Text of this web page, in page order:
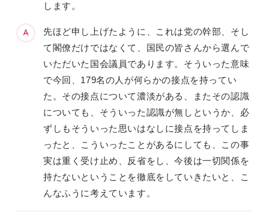
します。
先ほど申し上げたように、これは党の幹部、そし
て閣僚だけではなくて、国民の皆さんから選んで
いただいた国会議員であります。そういった意味
で今回、179名の人が何らかの接点を持ってい
た。その接点について濃淡がある、またその認識
についても、そういった認識が無しというか、必
ずしもそういった思いはなしに接点を持ってしま
ったと、こういったことがあるにしても、この事
実は重く受け止め、反省をし、今後は一切関係を
持たないということを徹底をしていきたいと、こ
んなふうに考えています。